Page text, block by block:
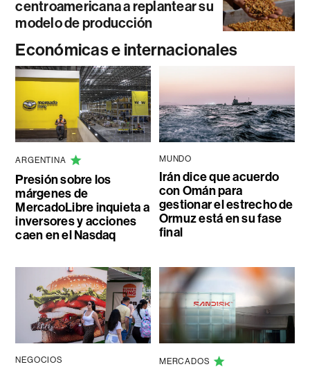
centroamericana a replantear su
modelo de producción
Económicas e internacionales
ARGENTINA
Presión sobre los
márgenes de
MercadoLibre inquieta a
inversores y acciones
caen en el Nasdaq
MUNDO
Irán dice que acuerdo
con Omán para
gestionar el estrecho de
Ormuz está en su fase
final
NEGOCIOS MERCADOS